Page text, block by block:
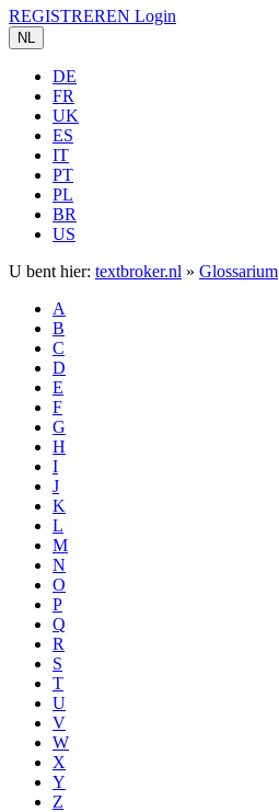
REGISTREREN Login
NL
DE
FR
UK
ES
IT
PT
PL
BR
US
U bent hier: textbroker.nl » Glossarium
A
B
C
D
E
F
G
H
I
J
K
L
M
N
O
P
Q
R
S
T
U
V
W
X
Y
Z